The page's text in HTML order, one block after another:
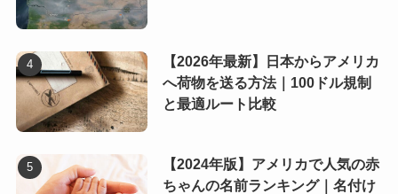
【2026年最新】日本からアメリカ
へ荷物を送る方法｜100ドル規制
と最適ルート比較
【2024年版】アメリカで人気の赤
ちゃんの名前ランキング｜名付け